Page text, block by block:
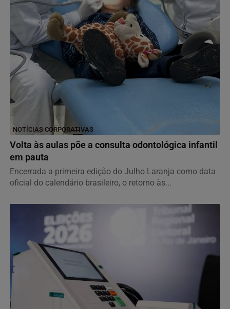
NOTÍCIAS CORPORATIVAS
Volta às aulas põe a consulta odontológica infantil
em pauta
Encerrada a primeira edição do Julho Laranja como data
oficial do calendário brasileiro, o retorno às...